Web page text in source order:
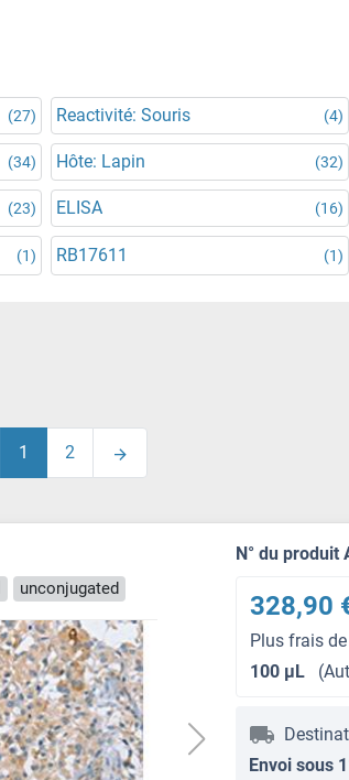
(27) Reactivité: Souris (4)
(34) Hôte: Lapin (32)
(23) ELISA (16)
(1) RB17611 (1)
1 2
unconjugated
N° du produit
328,90
Plus frais
100 μL
Envoi sous